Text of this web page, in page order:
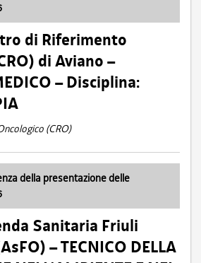
di Riferimento
di Aviano –
– Disciplina:
(CRO)
della presentazione delle
Sanitaria Friuli
– TECNICO DELLA